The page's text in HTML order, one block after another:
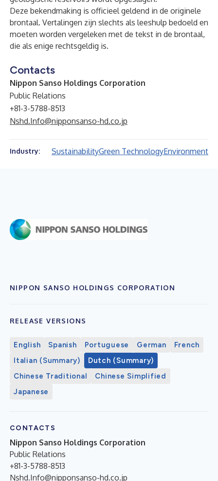
Deze bekendmaking is officieel geldend in de originele
brontaal. Vertalingen zijn slechts als leeshulp bedoeld en
moeten worden vergeleken met de tekst in de brontaal,
die als enige rechtsgeldig is.
Contacts
Nippon Sanso Holdings Corporation
Public Relations
+81-3-5788-8513
Nshd.Info@nipponsanso-hd.co.jp
Industry: SustainabilityGreen TechnologyEnvironment
NIPPON SANSO HOLDINGS CORPORATION
RELEASE VERSIONS
English Spanish Portuguese German
French
Italian (Summary)
Dutch (Summary)
Chinese Traditional
Chinese Simplified
Japanese
CONTACTS
Nippon Sanso Holdings Corporation
Public Relations
+81-3-5788-8513
Nshd.Info@nipponsanso-hd.co.jp